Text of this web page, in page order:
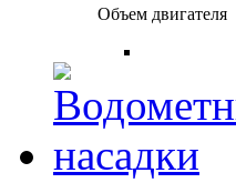
Объем двигателя